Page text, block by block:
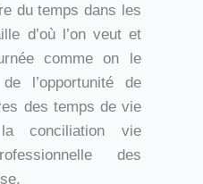
du temps dans les
d’où l’on veut et
comme on le
l’opportunité de
des temps de vie
conciliation vie
des